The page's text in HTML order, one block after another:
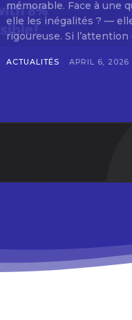
out!
to stay in the
mémorable. Face à une
elle les inégalités ? —
rigoureuse. Si
ACTUALITÉS APRIL 6, 2026